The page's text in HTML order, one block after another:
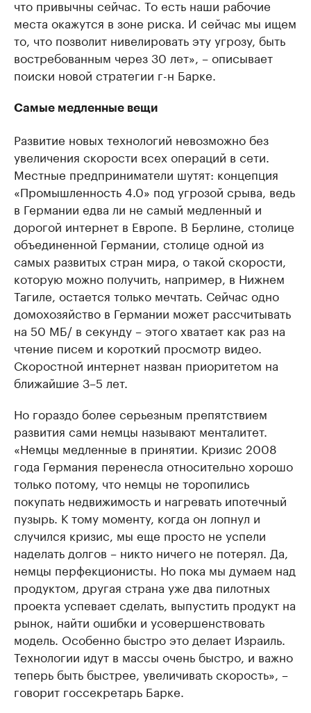
что привычны сейчас. То есть наши рабочие
места окажутся в зоне риска. И сейчас мы ищем
то, что позволит нивелировать эту угрозу, быть
востребованным через 30 лет», – описывает
поиски новой стратегии г-н Барке.
Самые медленные вещи
Развитие новых технологий невозможно без
увеличения скорости всех операций в сети.
Местные предприниматели шутят: концепция
«Промышленность 4.0» под угрозой срыва, ведь
в Германии едва ли не самый медленный и
дорогой интернет в Европе. В Берлине, столице
объединенной Германии, столице одной из
самых развитых стран мира, о такой скорости,
которую можно получить, например, в Нижнем
Тагиле, остается только мечтать. Сейчас одно
домохозяйство в Германии может рассчитывать
на 50 МБ/ в секунду – этого хватает как раз на
чтение писем и короткий просмотр видео.
Скоростной интернет назван приоритетом на
ближайшие 3–5 лет.
Но гораздо более серьезным препятствием
развития сами немцы называют менталитет.
«Немцы медленные в принятии. Кризис 2008
года Германия перенесла относительно хорошо
только потому, что немцы не торопились
покупать недвижимость и нагревать ипотечный
пузырь. К тому моменту, когда он лопнул и
случился кризис, мы еще просто не успели
наделать долгов – никто ничего не потерял. Да,
немцы перфекционисты. Но пока мы думаем над
продуктом, другая страна уже два пилотных
проекта успевает сделать, выпустить продукт на
рынок, найти ошибки и усовершенствовать
модель. Особенно быстро это делает Израиль.
Технологии идут в массы очень быстро, и важно
теперь быть быстрее, увеличивать скорость», –
говорит госсекретарь Барке.